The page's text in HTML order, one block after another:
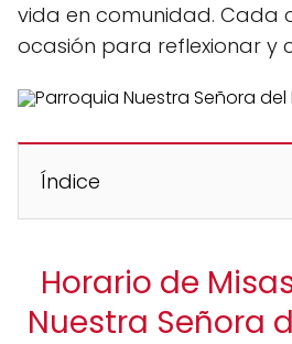
vida en comunidad. Cada
ocasión para reflexionar y
Índice
Horario de
Nuestra Señora